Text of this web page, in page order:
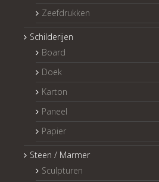
Zeefdrukken
Schilderijen
Board
Doek
Karton
Paneel
Papier
Steen / Marmer
Sculpturen